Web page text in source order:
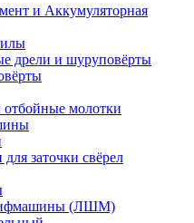
и Аккумуляторная
дрели и шуруповёрты
молотки
заточки свёрел
(ЛШМ)